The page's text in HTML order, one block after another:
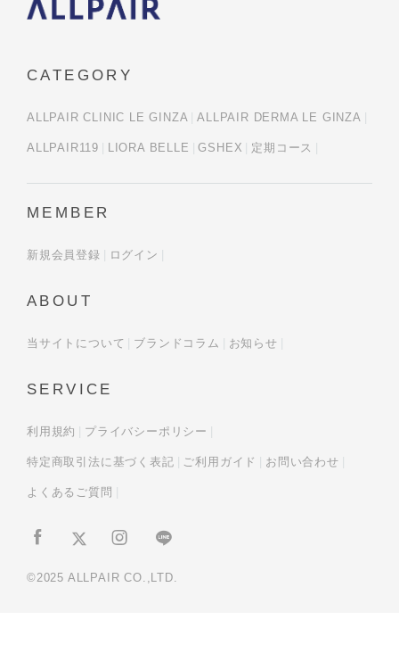
CATEGORY
ALLPAIR CLINIC LE GINZA ALLPAIR DERMA LE GINZA
ALLPAIR119 LIORA BELLE GSHEX 定期コース
MEMBER
新規会員登録 ログイン
ABOUT
当サイトについて ブランドコラム お知らせ
SERVICE
利用規約 プライバシーポリシー
特定商取引法に基づく表記 ご利用ガイド お問い合わせ
よくあるご質問
©2025 ALLPAIR CO.,LTD.